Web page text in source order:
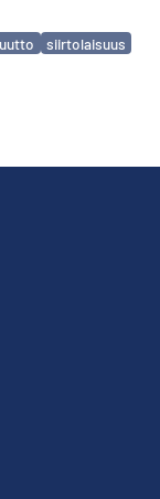
siirtolaisuus